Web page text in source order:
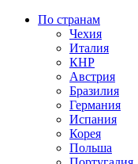
По странам
Чехия
Италия
КНР
Австрия
Бразилия
Германия
Испания
Корея
Польша